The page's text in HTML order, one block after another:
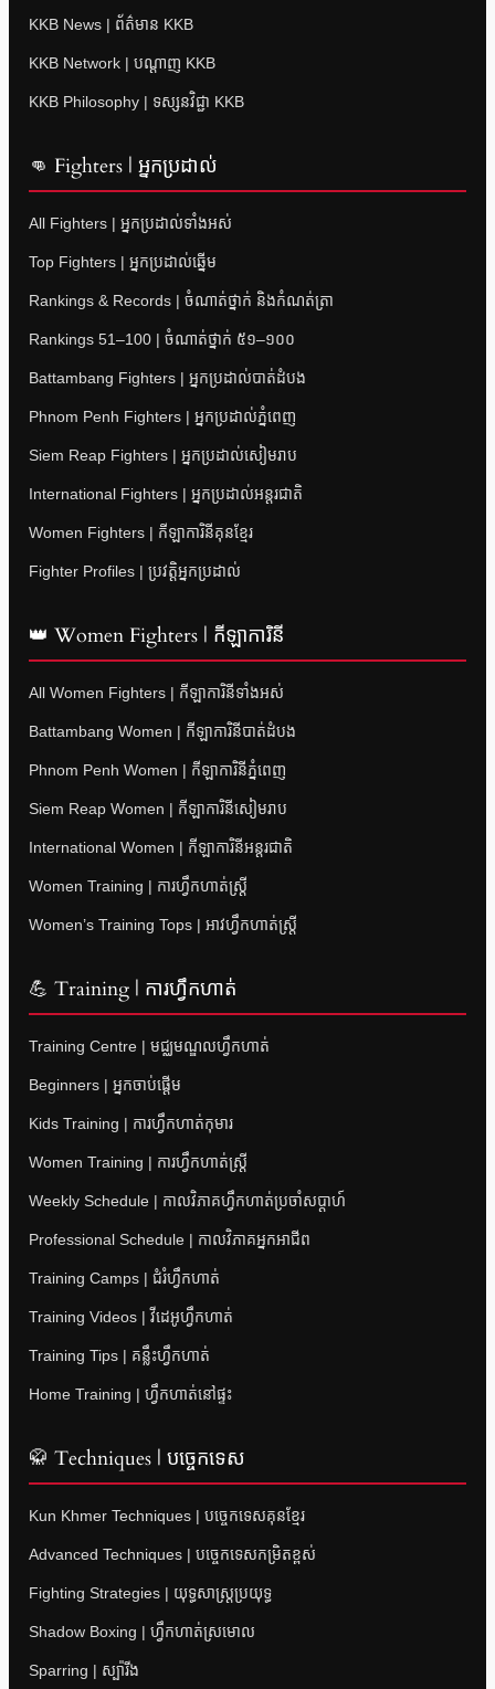
KKB News | ព័ត៌មាន KKB
KKB Network | បណ្តាញ KKB
KKB Philosophy | ទស្សនវិជ្ជា KKB
👊 Fighters | អ្នកប្រដាល់
All Fighters | អ្នកប្រដាល់ទាំងអស់
Top Fighters | អ្នកប្រដាល់ឆ្នើម
Rankings & Records | ចំណាត់ថ្នាក់ និងកំណត់ត្រា
Rankings 51–100 | ចំណាត់ថ្នាក់ ៥១–១០០
Battambang Fighters | អ្នកប្រដាល់បាត់ដំបង
Phnom Penh Fighters | អ្នកប្រដាល់ភ្នំពេញ
Siem Reap Fighters | អ្នកប្រដាល់សៀមរាប
International Fighters | អ្នកប្រដាល់អន្តរជាតិ
Women Fighters | កីឡាការិនីគុនខ្មែរ
Fighter Profiles | ប្រវត្តិអ្នកប្រដាល់
👑 Women Fighters | កីឡាការិនី
All Women Fighters | កីឡាការិនីទាំងអស់
Battambang Women | កីឡាការិនីបាត់ដំបង
Phnom Penh Women | កីឡាការិនីភ្នំពេញ
Siem Reap Women | កីឡាការិនីសៀមរាប
International Women | កីឡាការិនីអន្តរជាតិ
Women Training | ការហ្វឹកហាត់ស្ត្រី
Women’s Training Tops | អាវហ្វឹកហាត់ស្ត្រី
💪 Training | ការហ្វឹកហាត់
Training Centre | មជ្ឈមណ្ឌលហ្វឹកហាត់
Beginners | អ្នកចាប់ផ្តើម
Kids Training | ការហ្វឹកហាត់កុមារ
Women Training | ការហ្វឹកហាត់ស្ត្រី
Weekly Schedule | កាលវិភាគហ្វឹកហាត់ប្រចាំសប្តាហ៍
Professional Schedule | កាលវិភាគអ្នកអាជីព
Training Camps | ជំរំហ្វឹកហាត់
Training Videos | វីដេអូហ្វឹកហាត់
Training Tips | គន្លឹះហ្វឹកហាត់
Home Training | ហ្វឹកហាត់នៅផ្ទះ
🥋 Techniques | បច្ចេកទេស
Kun Khmer Techniques | បច្ចេកទេសគុនខ្មែរ
Advanced Techniques | បច្ចេកទេសកម្រិតខ្ពស់
Fighting Strategies | យុទ្ធសាស្ត្រប្រយុទ្ធ
Shadow Boxing | ហ្វឹកហាត់ស្រមោល
Sparring | ស្ប៉ារីង